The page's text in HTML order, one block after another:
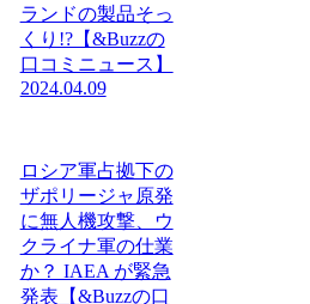
ランドの製品そっ
くり!?【&Buzzの
口コミニュース】
2024.04.09
ロシア軍占拠下の
ザポリージャ原発
に無人機攻撃、ウ
クライナ軍の仕業
か？ IAEA が緊急
発表【&Buzzの口